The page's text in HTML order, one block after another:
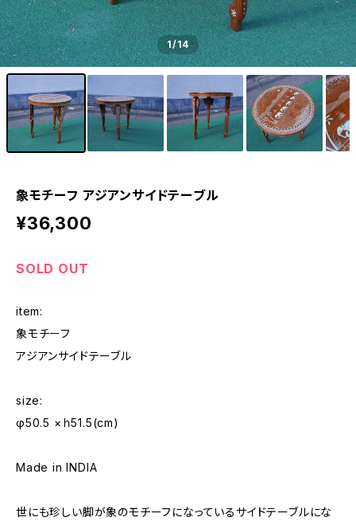
1/14
象モチーフ アジアンサイドテーブル
¥36,300
SOLD OUT
item:
象モチーフ
アジアンサイドテーブル
size:
φ50.5 ×ｈ51.5(cm)
Made in INDIA
世にも珍しい脚が象のモチーフになっているサイドテーブルにな